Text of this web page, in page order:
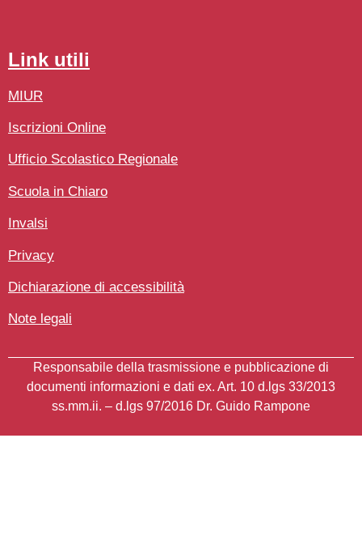
link utili
MIUR
Iscrizioni Online
Ufficio Scolastico Regionale
Scuola in Chiaro
Invalsi
Privacy
Dichiarazione di accessibilità
Note legali
Responsabile della trasmissione e pubblicazione di
documenti informazioni e dati ex. Art. 10 d.lgs 33/2013
ss.mm.ii. – d.lgs 97/2016 Dr. Guido Rampone